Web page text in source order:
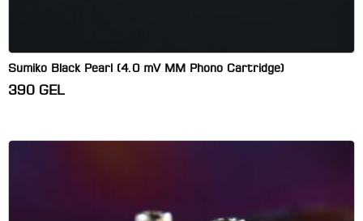
Sumiko Black Pearl (4.0 mV MM Phono Cartridge)
390 GEL